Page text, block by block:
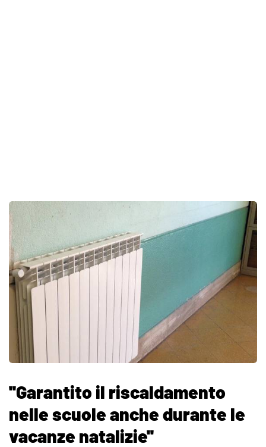
''Garantito il riscaldamento
nelle scuole anche durante le
vacanze natalizie''